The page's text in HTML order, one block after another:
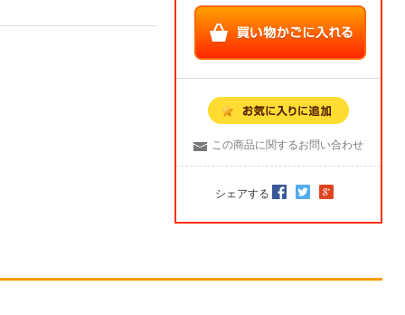
この商品に関するお問い合わせ
シェアする